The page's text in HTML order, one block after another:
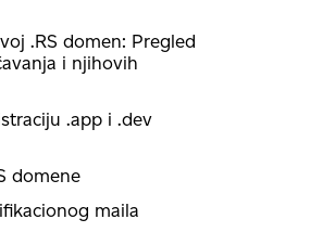
.RS domen: Pregled
i njihovih
.app i .dev
domene
maila